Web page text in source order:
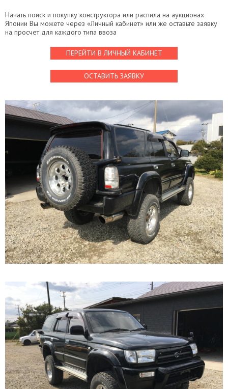
Начать поиск и покупку конструктора или распила на аукционах
Японии Вы можете через «Личный кабинет» или же оставьте заявку
на просчет для каждого типа ввоза
ПЕРЕЙТИ В ЛИЧНЫЙ КАБИНЕТ
ОСТАВИТЬ ЗАЯВКУ